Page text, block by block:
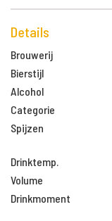
Details
Brouwerij
Bierstijl
Alcohol
Categorie
Spijzen
Drinktemp.
Volume
Drinkmoment